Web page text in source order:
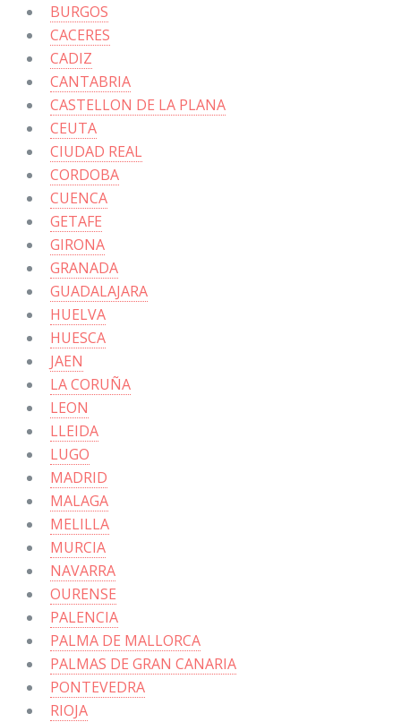
BURGOS
CACERES
CADIZ
CANTABRIA
CASTELLON DE LA PLANA
CEUTA
CIUDAD REAL
CORDOBA
CUENCA
GETAFE
GIRONA
GRANADA
GUADALAJARA
HUELVA
HUESCA
JAEN
LA CORUÑA
LEON
LLEIDA
LUGO
MADRID
MALAGA
MELILLA
MURCIA
NAVARRA
OURENSE
PALENCIA
PALMA DE MALLORCA
PALMAS DE GRAN CANARIA
PONTEVEDRA
RIOJA